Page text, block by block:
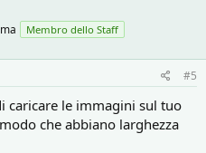
Membro dello Staff
#5
caricare le immagini sul tuo
che abbiano larghezza